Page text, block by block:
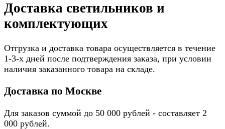
Доставка светильников и
комплектующих
Отгрузка и доставка товара осуществляется в течение
1-3-х дней после подтверждения заказа, при условии
наличия заказанного товара на складе.
Доставка по Москве
Для заказов суммой до 50 000 рублей - составляет 2
000 рублей.